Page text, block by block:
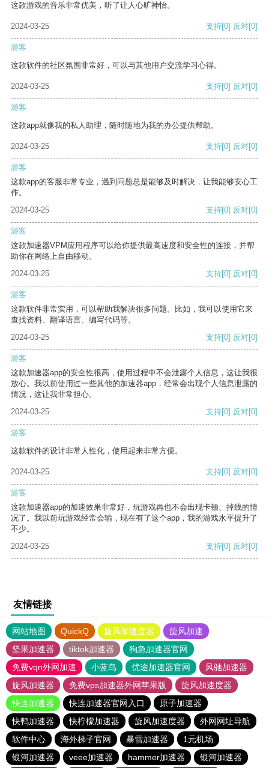
这款游戏的音乐非常优美，听了让人心旷神怡。
2024-03-25 支持[0] 反对[0]
游客
这款软件的社区氛围非常好，可以与其他用户交流学习心得。
2024-03-25 支持[0] 反对[0]
游客
这款app就像我的私人助理，随时随地为我的办公提供帮助。
2024-03-25 支持[0] 反对[0]
游客
这款app的客服非常专业，遇到问题总是能够及时解决，让我能够安心工
作。
2024-03-25
支持[0] 反对[0]
游客
这款加速器VPM应用程序可以给你提供最高速度和安全性的连接，并帮
助你在网络上自由移动。
2024-03-25
支持[0] 反对[0]
游客
这款软件非常实用，可以帮助我解决很多问题。比如，我可以使用它来
查找资料、翻译语言、编写代码等。
2024-03-25
支持[0] 反对[0]
游客
这款加速器app的安全性很高，使用过程中不会泄露个人信息，这让我很
放心。我以前使用过一些其他的加速器app，经常会出现个人信息泄露的
情况，这让我非常担心。
2024-03-25
支持[0] 反对[0]
游客
这款软件的设计非常人性化，使用起来非常方便。
2024-03-25 支持[0] 反对[0]
游客
这款加速器app的加速效果非常好，玩游戏再也不会出现卡顿、掉线的情
况了。我以前玩游戏经常会输，现在有了这个app，我的游戏水平提升了
不少。
2024-03-25
支持[0] 反对[0]
友情链接
网站地图 QuickQ 旋风加速度器
旋风加速
坚果加速器
tiktok加速器
狗急加速器官网
免费vqn外网加速
小蓝鸟 优途加速器官网
风驰加速器
旋风加速器
免费vps加速器外网苹果版
旋风加速度器
快连加速器
快连加速器官网入口
原子加速器
快鸭加速器
快柠檬加速器 旋风加速度器
外网网址导航
软件中心
海外梯子官网 暴雪加速器
1元机场
银河加速器
veee加速器 hammer加速器 银河加速器